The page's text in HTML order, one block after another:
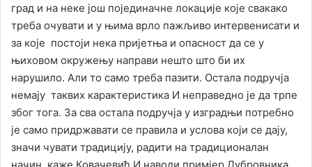
град и на неке још појединачне локације које свакако
треба очувати и у њима врло пажљиво интервенисати и
за које постоји нека пријетња и опасност да се у
њиховом окружењу направи нешто што би их
нарушило. Али то само треба пазити. Остала подручја
немају таквих карактеристика И неправедно је да трпе
због тога. За сва остала подручја у изградњи потребно
је само придржавати се правила и услова који се дају,
значи чувати традицију, радити на традиционалан
начин, каже Ковачевић И наводи примјер Дубровника